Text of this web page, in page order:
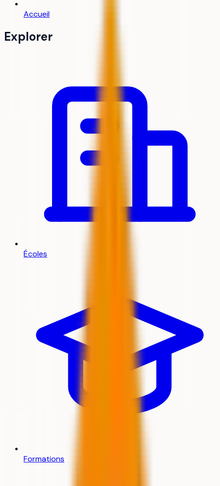
Accueil
Explorer
Écoles
Formations